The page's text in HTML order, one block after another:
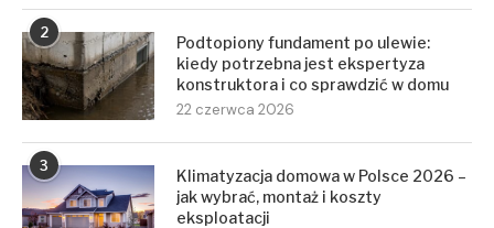
2
Podtopiony fundament po ulewie:
kiedy potrzebna jest ekspertyza
konstruktora i co sprawdzić w domu
22 czerwca 2026
3
Klimatyzacja domowa w Polsce 2026 –
jak wybrać, montaż i koszty
eksploatacji